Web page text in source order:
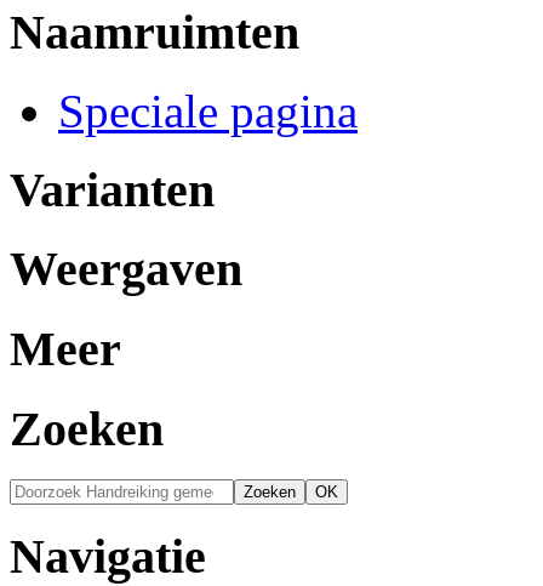
Naamruimten
Speciale pagina
Varianten
Weergaven
Meer
Zoeken
Navigatie